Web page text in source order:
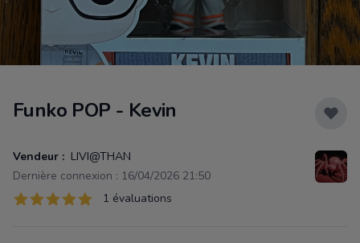
Funko POP - Kevin
Vendeur : LIVI@THAN
Dernière connexion : 16/04/2026 21:50
Évaluations
1 sur 5 étoiles 1 évaluations